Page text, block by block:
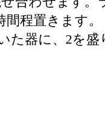
間程置きます。
た器に、2を